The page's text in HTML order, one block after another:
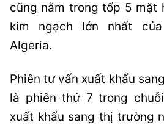
cũng nằm trong tốp 5 mặt
kim ngạch lớn nhất
Algeria.
Phiên tư vấn xuất khẩu
là phiên thứ 7 trong
xuất khẩu sang thị trường